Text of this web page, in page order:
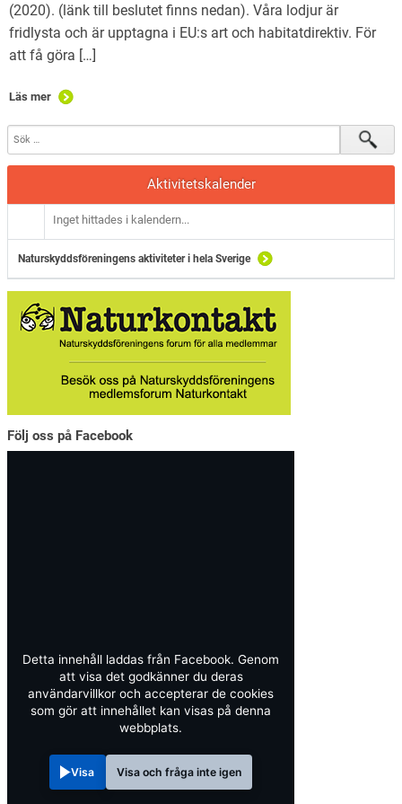
(2020). (länk till beslutet finns nedan). Våra lodjur är
fridlysta och är upptagna i EU:s art och habitatdirektiv. För
att få göra […]
Läs mer
Aktivitetskalender
Inget hittades i kalendern...
Naturskyddsföreningens aktiviteter i hela Sverige
Följ oss på Facebook
Detta innehåll laddas från Facebook. Genom
att visa det godkänner du deras
användarvillkor och accepterar de cookies
som gör att innehållet kan visas på denna
webbplats.
Visa Visa och fråga inte igen